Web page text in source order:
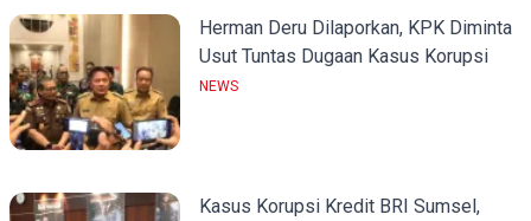
Herman Deru Dilaporkan, KPK Diminta
Usut Tuntas Dugaan Kasus Korupsi
NEWS
Kasus Korupsi Kredit BRI Sumsel,